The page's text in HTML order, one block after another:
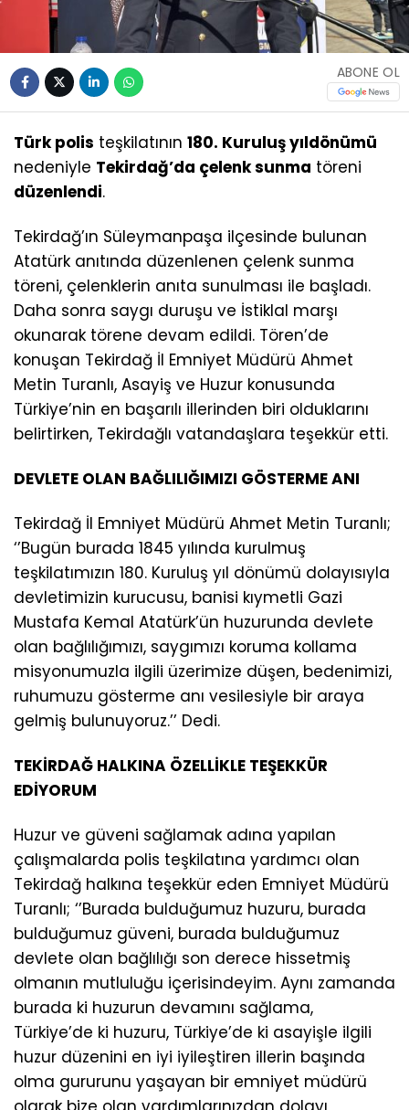
ABONE OL
Türk polis teşkilatının 180. Kuruluş yıldönümü
nedeniyle Tekirdağ’da çelenk sunma töreni
düzenlendi.
Tekirdağ’ın Süleymanpaşa ilçesinde bulunan
Atatürk anıtında düzenlenen çelenk sunma
töreni, çelenklerin anıta sunulması ile başladı.
Daha sonra saygı duruşu ve İstiklal marşı
okunarak törene devam edildi. Tören’de
konuşan Tekirdağ İl Emniyet Müdürü Ahmet
Metin Turanlı, Asayiş ve Huzur konusunda
Türkiye’nin en başarılı illerinden biri olduklarını
belirtirken, Tekirdağlı vatandaşlara teşekkür etti.
DEVLETE OLAN BAĞLILIĞIMIZI GÖSTERME ANI
Tekirdağ İl Emniyet Müdürü Ahmet Metin Turanlı;
‘’Bugün burada 1845 yılında kurulmuş
teşkilatımızın 180. Kuruluş yıl dönümü dolayısıyla
devletimizin kurucusu, banisi kıymetli Gazi
Mustafa Kemal Atatürk’ün huzurunda devlete
olan bağlılığımızı, saygımızı koruma kollama
misyonumuzla ilgili üzerimize düşen, bedenimizi,
ruhumuzu gösterme anı vesilesiyle bir araya
gelmiş bulunuyoruz.’’ Dedi.
TEKİRDAĞ HALKINA ÖZELLİKLE TEŞEKKÜR
EDİYORUM
Huzur ve güveni sağlamak adına yapılan
çalışmalarda polis teşkilatına yardımcı olan
Tekirdağ halkına teşekkür eden Emniyet Müdürü
Turanlı; ‘’Burada bulduğumuz huzuru, burada
bulduğumuz güveni, burada bulduğumuz
devlete olan bağlılığı son derece hissetmiş
olmanın mutluluğu içerisindeyim. Aynı zamanda
burada ki huzurun devamını sağlama,
Türkiye’de ki huzuru, Türkiye’de ki asayişle ilgili
huzur düzenini en iyi iyileştiren illerin başında
olma gururunu yaşayan bir emniyet müdürü